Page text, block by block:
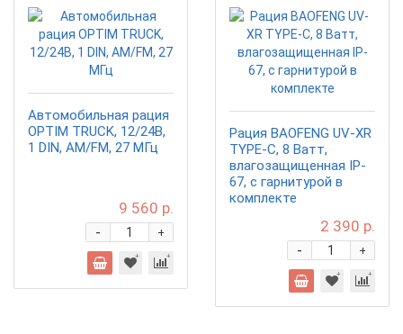
Автомобильная рация
OPTIM TRUCK, 12/24В,
1 DIN, AM/FM, 27 МГц
9 560 р.
+
-
Рация BAOFENG UV-XR
TYPE-C, 8 Ватт,
влагозащищенная IP-
67, с гарнитурой в
комплекте
2 390 р.
+
-